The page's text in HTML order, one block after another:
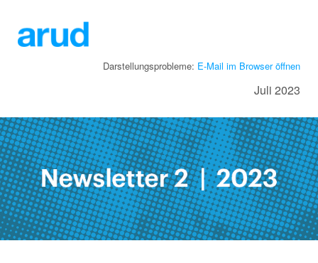
Darstellungsprobleme: E-Mail im Browser öffnen
Juli 2023